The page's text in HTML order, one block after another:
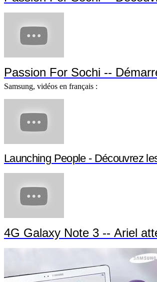
Passion For Sochi --
Samsung, vidéos en français :
Launching People - Découvrez
4G Galaxy Note 3 -- Ariel